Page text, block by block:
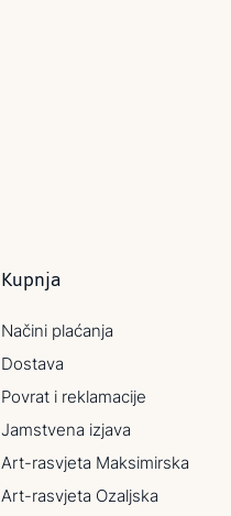
Kupnja
Načini plaćanja
Dostava
Povrat i reklamacije
Jamstvena izjava
Art-rasvjeta Maksimirska
Art-rasvjeta Ozaljska